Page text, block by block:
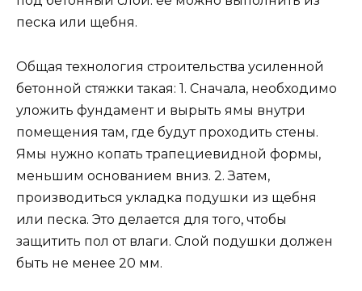
песка или щебня.
Общая технология строительства усиленной
бетонной стяжки такая: 1. Сначала, необходимо
уложить фундамент и вырыть ямы внутри
помещения там, где будут проходить стены.
Ямы нужно копать трапециевидной формы,
меньшим основанием вниз. 2. Затем,
производиться укладка подушки из щебня
или песка. Это делается для того, чтобы
защитить пол от влаги. Слой подушки должен
быть не менее 20 мм.